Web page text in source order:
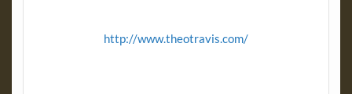
http://www.theotravis.com/